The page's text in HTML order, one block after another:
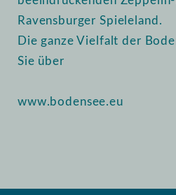
Ravensburger Spieleland.
Die ganze Vielfalt der
Sie über
www.bodensee.eu